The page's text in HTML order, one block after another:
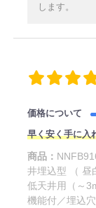
します。
価格について
早く安く手に入
商品：
井埋込型 （ 昼
低天井用（～
機能付／埋込